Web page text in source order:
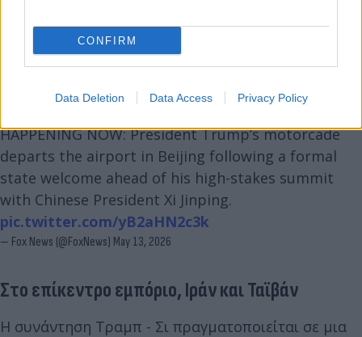
CONFIRM
Data Deletion Data Access Privacy Policy
HAPPENING NOW: President Trump’s motorcade
departs the airport in Beijing following a formal
state welcome ahead of his high-stakes summit
with Chinese President Xi Jinping.
pic.twitter.com/yB2aHN2c3k
— Fox News (@FoxNews) May 13, 2026
Στο επίκεντρο εμπόριο, Ιράν και Ταϊβάν
Η συνάντηση Τραμπ - Σι πραγματοποιείται σε μια